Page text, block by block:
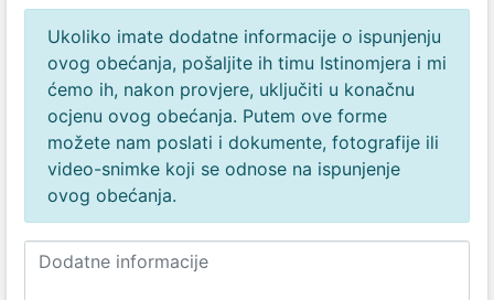
Ukoliko imate dodatne informacije o ispunjenju
ovog obećanja, pošaljite ih timu Istinomjera i mi
ćemo ih, nakon provjere, uključiti u konačnu
ocjenu ovog obećanja. Putem ove forme
možete nam poslati i dokumente, fotografije ili
video-snimke koji se odnose na ispunjenje
ovog obećanja.